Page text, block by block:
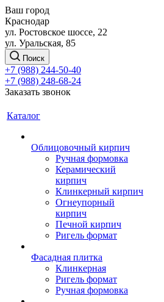
Ваш город
Краснодар
ул. Ростовское шоссе, 22
ул. Уральская, 85
Поиск
+7 (988) 244-50-40
+7 (988) 248-68-24
Заказать звонок
Каталог
Облицовочный кирпич
Ручная формовка
Керамический
кирпич
Клинкерный кирпич
Огнеупорный
кирпич
Печной кирпич
Ригель формат
Фасадная плитка
Клинкерная
Ригель формат
Ручная формовка